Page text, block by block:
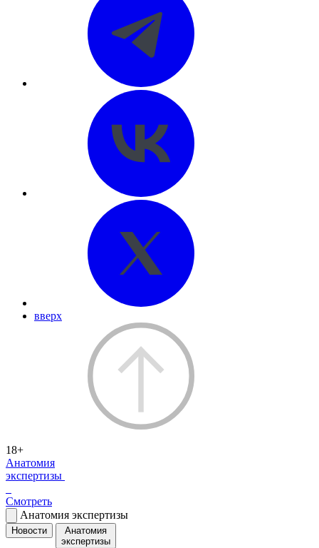
вверх
18+
Анатомия
экспертизы
Смотреть
Анатомия экспертизы
Новости
Анатомия
экспертизы